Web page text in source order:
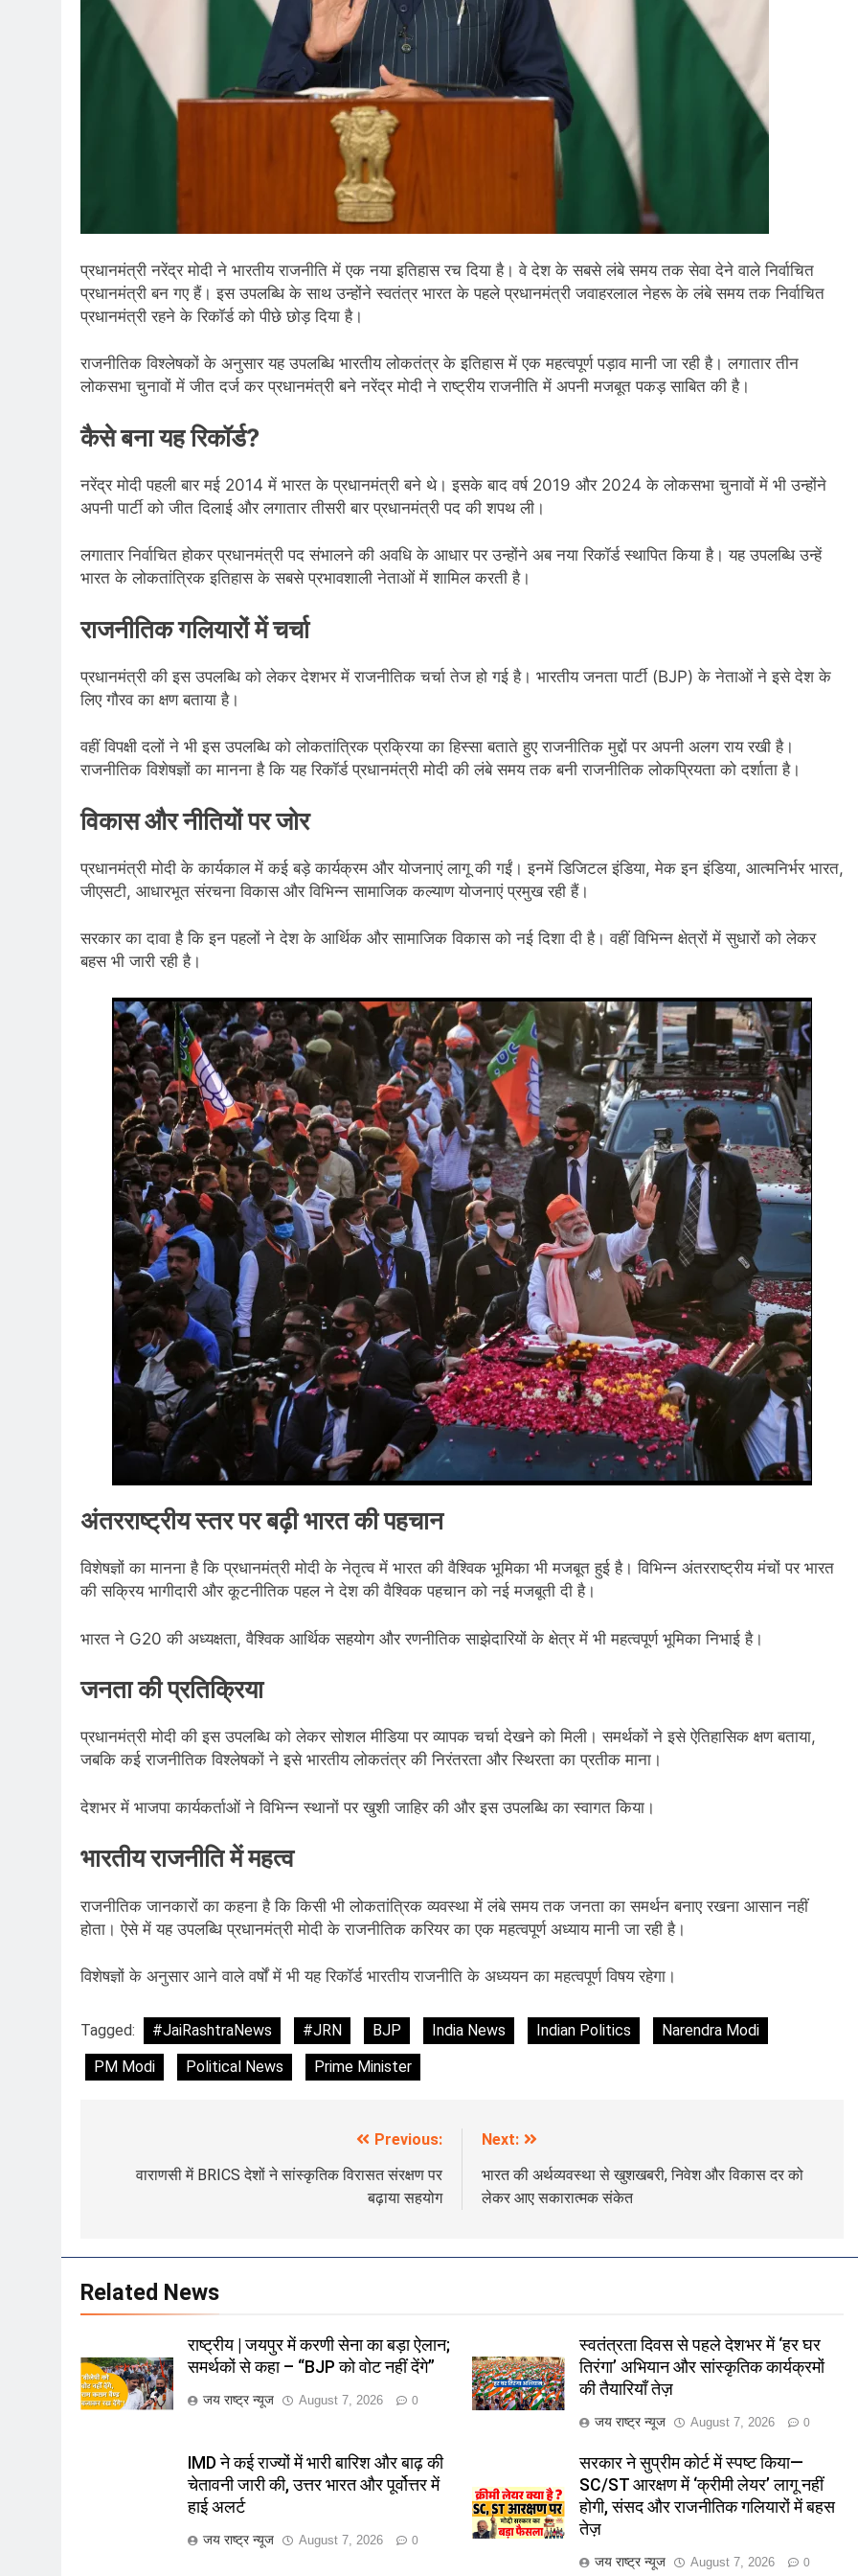
प्रधानमंत्री नरेंद्र मोदी ने भारतीय राजनीति में एक नया इतिहास रच दिया है। वे देश के सबसे लंबे समय तक सेवा देने वाले निर्वाचित
प्रधानमंत्री बन गए हैं। इस उपलब्धि के साथ उन्होंने स्वतंत्र भारत के पहले प्रधानमंत्री जवाहरलाल नेहरू के लंबे समय तक निर्वाचित
प्रधानमंत्री रहने के रिकॉर्ड को पीछे छोड़ दिया है।
राजनीतिक विश्लेषकों के अनुसार यह उपलब्धि भारतीय लोकतंत्र के इतिहास में एक महत्वपूर्ण पड़ाव मानी जा रही है। लगातार तीन
लोकसभा चुनावों में जीत दर्ज कर प्रधानमंत्री बने नरेंद्र मोदी ने राष्ट्रीय राजनीति में अपनी मजबूत पकड़ साबित की है।
कैसे बना यह रिकॉर्ड?
नरेंद्र मोदी पहली बार मई 2014 में भारत के प्रधानमंत्री बने थे। इसके बाद वर्ष 2019 और 2024 के लोकसभा चुनावों में भी उन्होंने
अपनी पार्टी को जीत दिलाई और लगातार तीसरी बार प्रधानमंत्री पद की शपथ ली।
लगातार निर्वाचित होकर प्रधानमंत्री पद संभालने की अवधि के आधार पर उन्होंने अब नया रिकॉर्ड स्थापित किया है। यह उपलब्धि उन्हें
भारत के लोकतांत्रिक इतिहास के सबसे प्रभावशाली नेताओं में शामिल करती है।
राजनीतिक गलियारों में चर्चा
प्रधानमंत्री की इस उपलब्धि को लेकर देशभर में राजनीतिक चर्चा तेज हो गई है। भारतीय जनता पार्टी (BJP) के नेताओं ने इसे देश के
लिए गौरव का क्षण बताया है।
वहीं विपक्षी दलों ने भी इस उपलब्धि को लोकतांत्रिक प्रक्रिया का हिस्सा बताते हुए राजनीतिक मुद्दों पर अपनी अलग राय रखी है।
राजनीतिक विशेषज्ञों का मानना है कि यह रिकॉर्ड प्रधानमंत्री मोदी की लंबे समय तक बनी राजनीतिक लोकप्रियता को दर्शाता है।
विकास और नीतियों पर जोर
प्रधानमंत्री मोदी के कार्यकाल में कई बड़े कार्यक्रम और योजनाएं लागू की गईं। इनमें डिजिटल इंडिया, मेक इन इंडिया, आत्मनिर्भर भारत,
जीएसटी, आधारभूत संरचना विकास और विभिन्न सामाजिक कल्याण योजनाएं प्रमुख रही हैं।
सरकार का दावा है कि इन पहलों ने देश के आर्थिक और सामाजिक विकास को नई दिशा दी है। वहीं विभिन्न क्षेत्रों में सुधारों को लेकर
बहस भी जारी रही है।
अंतरराष्ट्रीय स्तर पर बढ़ी भारत की पहचान
विशेषज्ञों का मानना है कि प्रधानमंत्री मोदी के नेतृत्व में भारत की वैश्विक भूमिका भी मजबूत हुई है। विभिन्न अंतरराष्ट्रीय मंचों पर भारत
की सक्रिय भागीदारी और कूटनीतिक पहल ने देश की वैश्विक पहचान को नई मजबूती दी है।
भारत ने G20 की अध्यक्षता, वैश्विक आर्थिक सहयोग और रणनीतिक साझेदारियों के क्षेत्र में भी महत्वपूर्ण भूमिका निभाई है।
जनता की प्रतिक्रिया
प्रधानमंत्री मोदी की इस उपलब्धि को लेकर सोशल मीडिया पर व्यापक चर्चा देखने को मिली। समर्थकों ने इसे ऐतिहासिक क्षण बताया,
जबकि कई राजनीतिक विश्लेषकों ने इसे भारतीय लोकतंत्र की निरंतरता और स्थिरता का प्रतीक माना।
देशभर में भाजपा कार्यकर्ताओं ने विभिन्न स्थानों पर खुशी जाहिर की और इस उपलब्धि का स्वागत किया।
भारतीय राजनीति में महत्व
राजनीतिक जानकारों का कहना है कि किसी भी लोकतांत्रिक व्यवस्था में लंबे समय तक जनता का समर्थन बनाए रखना आसान नहीं
होता। ऐसे में यह उपलब्धि प्रधानमंत्री मोदी के राजनीतिक करियर का एक महत्वपूर्ण अध्याय मानी जा रही है।
विशेषज्ञों के अनुसार आने वाले वर्षों में भी यह रिकॉर्ड भारतीय राजनीति के अध्ययन का महत्वपूर्ण विषय रहेगा।
Tagged: #JaiRashtraNews #JRN BJP India News Indian Politics
Narendra Modi
PM Modi
Political News Prime Minister
navigation
Previous:
वाराणसी में BRICS देशों ने सांस्कृतिक विरासत संरक्षण पर
बढ़ाया सहयोग
Next:
भारत की अर्थव्यवस्था से खुशखबरी, निवेश और विकास दर को
लेकर आए सकारात्मक संकेत
Related News
राष्ट्रीय | जयपुर में करणी सेना का बड़ा ऐलान;
समर्थकों से कहा – “BJP को वोट नहीं देंगे”
जय राष्ट्र न्यूज August 7, 2026 0
स्वतंत्रता दिवस से पहले देशभर में ‘हर घर
तिरंगा’ अभियान और सांस्कृतिक कार्यक्रमों
की तैयारियाँ तेज़
जय राष्ट्र न्यूज August 7, 2026 0
IMD ने कई राज्यों में भारी बारिश और बाढ़ की
चेतावनी जारी की, उत्तर भारत और पूर्वोत्तर में
हाई अलर्ट
जय राष्ट्र न्यूज August 7, 2026 0
सरकार ने सुप्रीम कोर्ट में स्पष्ट किया—
SC/ST आरक्षण में ‘क्रीमी लेयर’ लागू नहीं
होगी, संसद और राजनीतिक गलियारों में बहस
तेज़
जय राष्ट्र न्यूज August 7, 2026 0